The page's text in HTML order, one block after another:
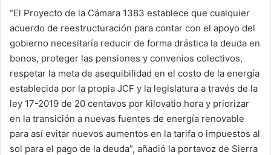
“El Proyecto de la Cámara 1383 establece que cualquier
acuerdo de reestructuración para contar con el apoyo del
gobierno necesitaría reducir de forma drástica la deuda en
bonos, proteger las pensiones y convenios colectivos,
respetar la meta de asequibilidad en el costo de la energía
establecida por la propia JCF y la legislatura a través de la
ley 17-2019 de 20 centavos por kilovatio hora y priorizar
en la transición a nuevas fuentes de energía renovable
para así evitar nuevos aumentos en la tarifa o impuestos al
sol para el pago de la deuda”, añadió la portavoz de Sierra